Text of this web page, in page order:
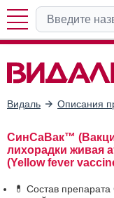
Видаль Описания
СинСаВак™
лихорадки живая
(Yellow fever
💊 Состав